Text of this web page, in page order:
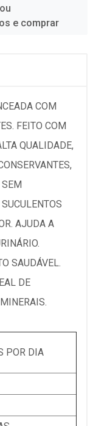
e comprar
COM
FEITO COM
QUALIDADE,
AJUDA A
SAUDÁVEL.
DE
POR DIA